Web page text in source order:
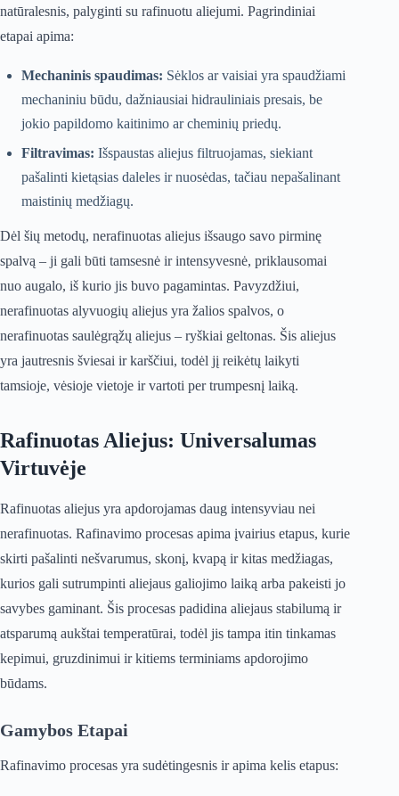
natūralesnis, palyginti su rafinuotu aliejumi. Pagrindiniai
etapai apima:
Mechaninis spaudimas: Sėklos ar vaisiai yra spaudžiami
mechaniniu būdu, dažniausiai hidrauliniais presais, be
jokio papildomo kaitinimo ar cheminių priedų.
Filtravimas: Išspaustas aliejus filtruojamas, siekiant
pašalinti kietąsias daleles ir nuosėdas, tačiau nepašalinant
maistinių medžiagų.
Dėl šių metodų, nerafinuotas aliejus išsaugo savo pirminę
spalvą – ji gali būti tamsesnė ir intensyvesnė, priklausomai
nuo augalo, iš kurio jis buvo pagamintas. Pavyzdžiui,
nerafinuotas alyvuogių aliejus yra žalios spalvos, o
nerafinuotas saulėgrąžų aliejus – ryškiai geltonas. Šis aliejus
yra jautresnis šviesai ir karščiui, todėl jį reikėtų laikyti
tamsioje, vėsioje vietoje ir vartoti per trumpesnį laiką.
Rafinuotas Aliejus: Universalumas
Virtuvėje
Rafinuotas aliejus yra apdorojamas daug intensyviau nei
nerafinuotas. Rafinavimo procesas apima įvairius etapus, kurie
skirti pašalinti nešvarumus, skonį, kvapą ir kitas medžiagas,
kurios gali sutrumpinti aliejaus galiojimo laiką arba pakeisti jo
savybes gaminant. Šis procesas padidina aliejaus stabilumą ir
atsparumą aukštai temperatūrai, todėl jis tampa itin tinkamas
kepimui, gruzdinimui ir kitiems terminiams apdorojimo
būdams.
Gamybos Etapai
Rafinavimo procesas yra sudėtingesnis ir apima kelis etapus: